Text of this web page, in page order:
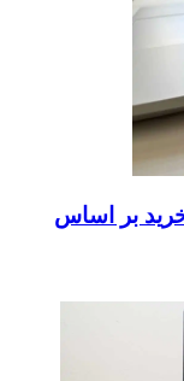
| راهنمای خرید بر اساس